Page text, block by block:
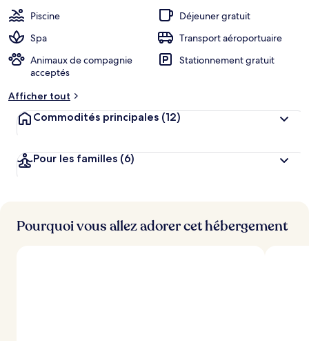
Piscine
Déjeuner gratuit
Spa
Transport aéroportuaire
Animaux de compagnie
acceptés
Stationnement gratuit
Afficher tout
Commodités principales (12)
Pour les familles (6)
Pourquoi vous allez adorer cet hébergement